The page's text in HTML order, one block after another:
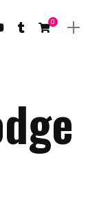
0